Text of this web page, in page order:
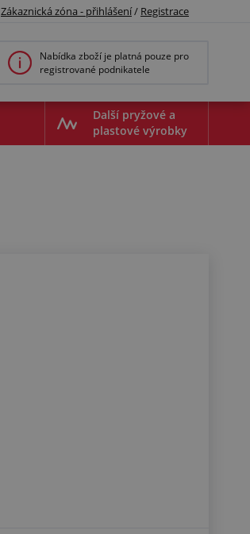
Zákaznická zóna - přihlášení/ Registrace
Nabídka zboží je platná pouze pro
registrované podnikatele
Další pryžové a
plastové výrobky